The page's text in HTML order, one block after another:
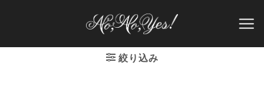
絞り込み